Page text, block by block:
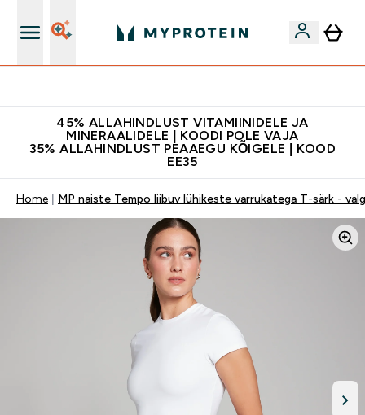
45% ALLAHINDLUST VITAMIINIDELE JA
MINERAALIDELE | KOODI POLE VAJA
35% ALLAHINDLUST PEAAEGU KÕIGELE | KOOD
EE35
Home MP naiste Tempo liibuv lühikeste varrukatega T-särk -